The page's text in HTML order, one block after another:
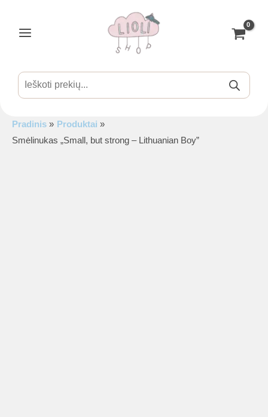
turinio
Products
search
Pradinis
Produktai
Smėlinukas „Small, but strong – Lithuanian Boy”